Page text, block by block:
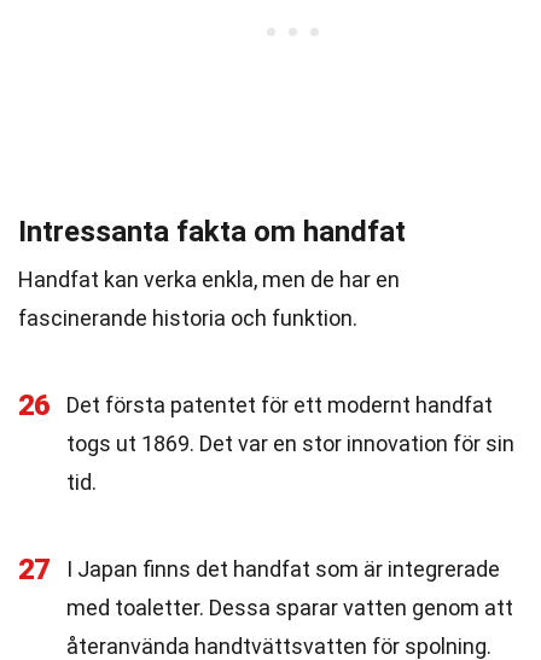
Intressanta fakta om handfat
Handfat kan verka enkla, men de har en
fascinerande historia och funktion.
26
Det första patentet för ett modernt handfat
togs ut 1869. Det var en stor innovation för sin
tid.
27
I Japan finns det handfat som är integrerade
med toaletter. Dessa sparar vatten genom att
återanvända handtvättsvatten för spolning.